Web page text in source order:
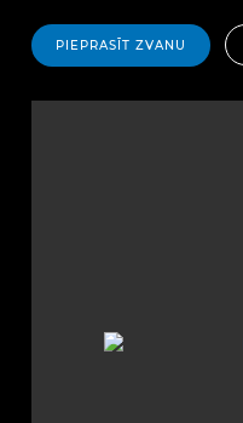
PIEPRASĪT ZVANU